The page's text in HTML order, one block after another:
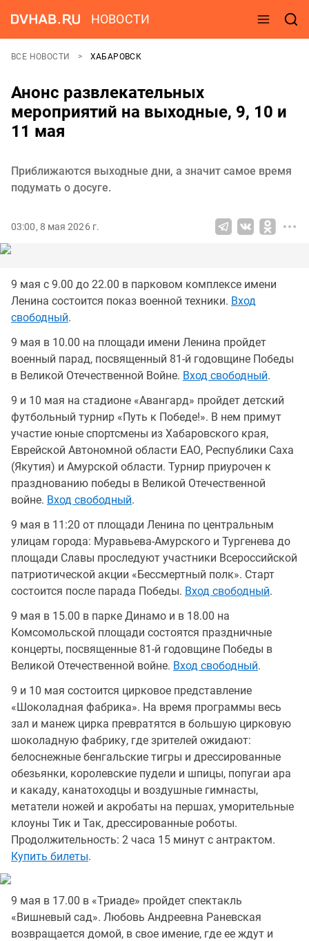
НОВОСТИ
ВСЕ НОВОСТИ ХАБАРОВСК
Анонс развлекательных
мероприятий на выходные, 9, 10 и
11 мая
Приближаются выходные дни, а значит самое время
подумать о досуге.
03:00, 8 мая 2026 г.
9 мая с 9.00 до 22.00 в парковом комплексе имени
Ленина состоится показ военной техники. Вход
свободный.
9 мая в 10.00 на площади имени Ленина пройдет
военный парад, посвященный 81-й годовщине Победы
в Великой Отечественной Войне. Вход свободный.
9 и 10 мая на стадионе «Авангард» пройдет детский
футбольный турнир «Путь к Победе!». В нем примут
участие юные спортсмены из Хабаровского края,
Еврейской Автономной области ЕАО, Республики Саха
(Якутия) и Амурской области. Турнир приурочен к
празднованию победы в Великой Отечественной
войне. Вход свободный.
9 мая в 11:20 от площади Ленина по центральным
улицам города: Муравьева-Амурского и Тургенева до
площади Славы проследуют участники Всероссийской
патриотической акции «Бессмертный полк». Старт
состоится после парада Победы. Вход свободный.
9 мая в 15.00 в парке Динамо и в 18.00 на
Комсомольской площади состоятся праздничные
концерты, посвященные 81-й годовщине Победы в
Великой Отечественной войне. Вход свободный.
9 и 10 мая состоится цирковое представление
«Шоколадная фабрика». На время программы весь
зал и манеж цирка превратятся в большую цирковую
шоколадную фабрику, где зрителей ожидают:
белоснежные бенгальские тигры и дрессированные
обезьянки, королевские пудели и шпицы, попугаи ара
и какаду, канатоходцы и воздушные гимнасты,
метатели ножей и акробаты на першах, уморительные
клоуны Тик и Так, дрессированные роботы.
Продолжительность: 2 часа 15 минут с антрактом.
Купить билеты.
9 мая в 17.00 в «Триаде» пройдет спектакль
«Вишневый сад». Любовь Андреевна Раневская
возвращается домой, в свое имение, где ее ждут и